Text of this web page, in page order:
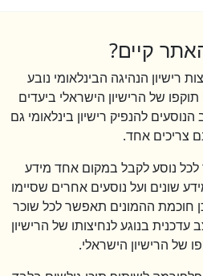
קיים?
רישיון הנהיגה הבינלאומי נובע
של הרישיון הישראלי ביעדים
להנפיק רישיון בינלאומי גם
צריכים אחד.
נוסע לקבל במקום אחד מידע
שונים ועל נוסעים אחרים שסיימו
חוכמת ההמונים תאפשר לכל שוכר
בנוגע לנחיצותו של הרישיון
של הרישיון הישראלי.